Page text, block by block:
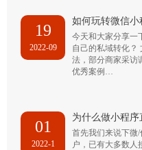
19
2022-09
如何玩转微信小
今天和大家分享一
自己的私域转化？
法，部分商家采访
优秀案例…
01
2022-1
为什么做小程序
首先我们来说下微
户，已有大多数人